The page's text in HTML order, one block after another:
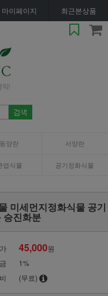
마이페이지 최근본상품
동양란 서양란
엽식물 공기정화식물
미세먼지정화식물 공기
승진화분
45,000원
1%
(무료)